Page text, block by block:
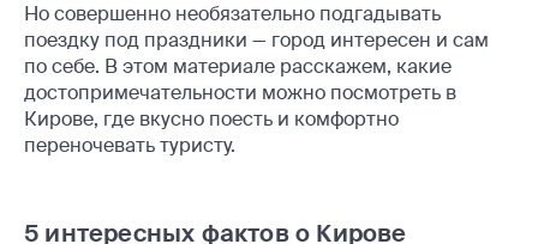
Но совершенно необязательно подгадывать
поездку под праздники — город интересен и сам
по себе. В этом материале расскажем, какие
достопримечательности можно посмотреть в
Кирове, где вкусно поесть и комфортно
переночевать туристу.
5 интересных фактов о Кирове